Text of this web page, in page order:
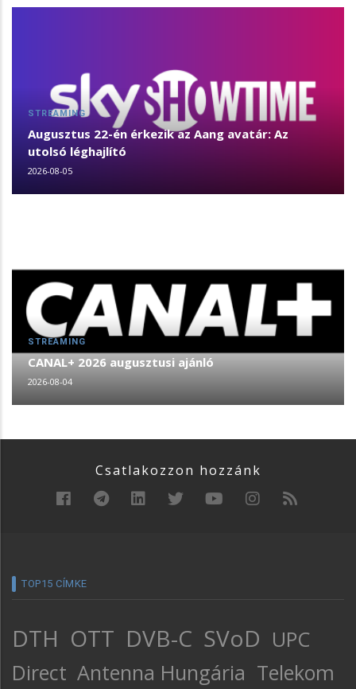
STREAMING
Augusztus 22-én érkezik az Aang avatár: Az
utolsó léghajlító
2026-08-05
STREAMING
CANAL+ 2026 augusztusi ajánló
2026-08-04
Csatlakozzon hozzánk
TOP15 CÍMKE
DTH OTT DVB-C SVoD UPC
Direct Antenna Hungária Telekom